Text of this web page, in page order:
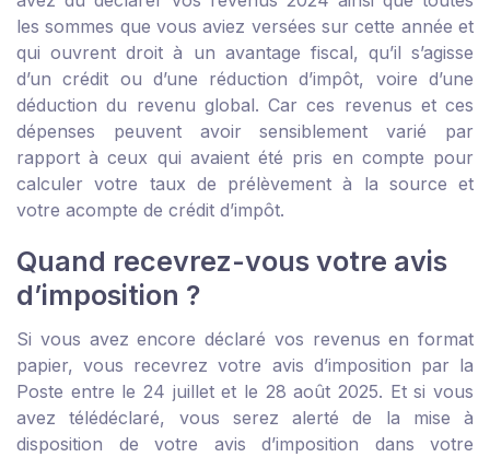
les sommes que vous aviez versées sur cette année et
qui ouvrent droit à un avantage fiscal, qu’il s’agisse
d’un crédit ou d’une réduction d’impôt, voire d’une
déduction du revenu global. Car ces revenus et ces
dépenses peuvent avoir sensiblement varié par
rapport à ceux qui avaient été pris en compte pour
calculer votre taux de prélèvement à la source et
votre acompte de crédit d’impôt.
Quand recevrez-vous votre avis
d’imposition ?
Si vous avez encore déclaré vos revenus en format
papier, vous recevrez votre avis d’imposition par la
Poste entre le 24 juillet et le 28 août 2025. Et si vous
avez télédéclaré, vous serez alerté de la mise à
disposition de votre avis d’imposition dans votre